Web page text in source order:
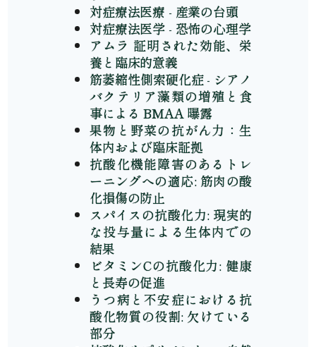
対症療法医療 - 産業の台頭
対症療法医学 - 恐怖の心理学
アムラ 証明された効能、栄
養と臨床的意義
筋萎縮性側索硬化症 - シアノ
バクテリア藻類の増殖と食
事による BMAA 曝露
果物と野菜の抗がん力：生
体内および臨床証拠
抗酸化機能障害のあるトレ
ーニングへの適応: 筋肉の酸
化損傷の防止
スパイスの抗酸化力: 現実的
な投与量による生体内での
結果
ビタミンCの抗酸化力: 健康
と長寿の促進
うつ病と不安症における抗
酸化物質の役割: 欠けている
部分